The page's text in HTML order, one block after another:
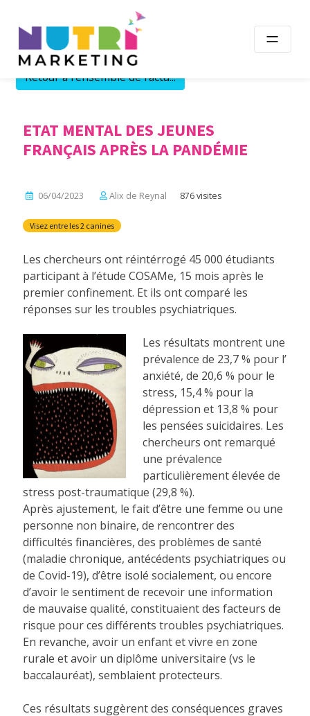
Retour à l'ensemble de l'actu...
ETAT MENTAL DES JEUNES
FRANÇAIS APRÈS LA PANDÉMIE
06/04/2023 Alix de Reynal 876 visites
Visez entre les 2 canines
Les chercheurs ont réintérrogé 45 000 étudiants
participant à l’étude COSAMe, 15 mois après le
premier confinement. Et ils ont comparé les
réponses sur les troubles psychiatriques.
Les résultats montrent une
prévalence de 23,7 % pour l’
anxiété, de 20,6 % pour le
stress, 15,4 % pour la
dépression et 13,8 % pour
les pensées suicidaires. Les
chercheurs ont remarqué
une prévalence
particulièrement élevée de
stress post-traumatique (29,8 %).
Après ajustement, le fait d’être une femme ou une
personne non binaire, de rencontrer des
difficultés financières, des problèmes de santé
(maladie chronique, antécédents psychiatriques ou
de Covid-19), d’être isolé socialement, ou encore
d’avoir le sentiment de recevoir une information
de mauvaise qualité, constituaient des facteurs de
risque pour ces différents troubles psychiatriques.
En revanche, avoir un enfant et vivre en zone
rurale et avoir un diplôme universitaire (vs le
baccalauréat), semblaient protecteurs.
Ces résultats suggèrent des conséquences graves